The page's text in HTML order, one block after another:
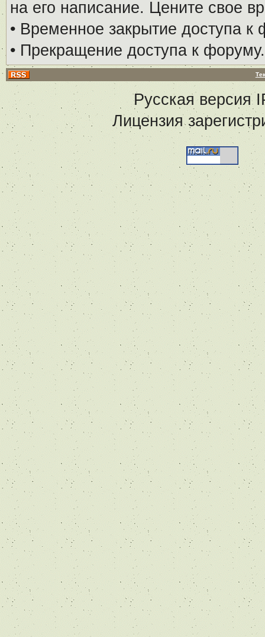
на его написание. Цените свое
• Временное закрытие доступа к
• Прекращение доступа к форуму.
Русская версия
Лицензия